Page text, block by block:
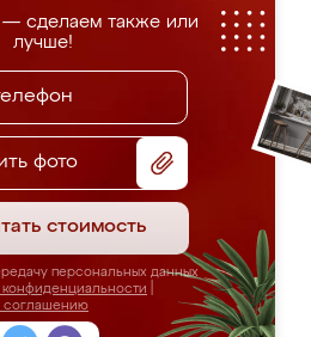
— сделаем также или
лучше!
фото
стоимость
персональных данных
конфиденциальности
соглашению